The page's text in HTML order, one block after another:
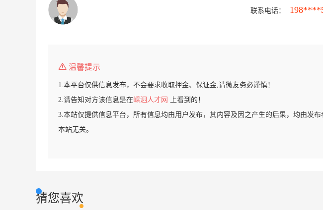
联系电话：
温馨提示
1.本平台仅供信息发布，不会要求收取押金、保证金,请微友务必谨慎！
2.请告知对方该信息是在嵊泗人才网
上看到的！
3.本站仅提供信息平台，所有信息均由用户发布，其内容及因之产生的后果，均由发布
本站无关。
猜您喜欢